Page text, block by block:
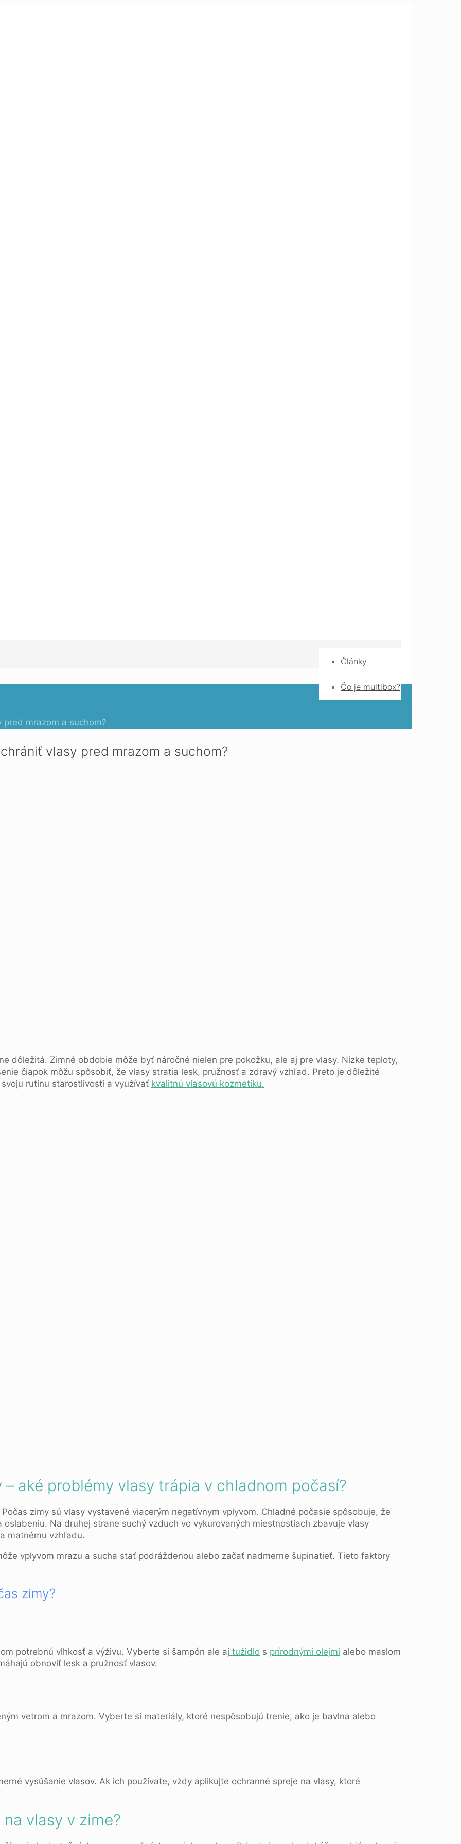
Články
Čo je multibox?
mrazom a suchom?
vlasy pred mrazom a suchom?
dôležitá. Zimné obdobie môže byť náročné nielen pre pokožku, ale aj pre vlasy. Nízke teploty,
čiapok môžu spôsobiť, že vlasy stratia lesk, pružnosť a zdravý vzhľad. Preto je dôležité
rutinu starostlivosti a využívať kvalitnú vlasovú kozmetiku.
aké problémy vlasy trápia v chladnom počasí?
zimy sú vlasy vystavené viacerým negatívnym vplyvom. Chladné počasie spôsobuje, že
Na druhej strane suchý vzduch vo vykurovaných miestnostiach zbavuje vlasy
matnému vzhľadu.
vplyvom mrazu a sucha stať podráždenou alebo začať nadmerne šupinatieť. Tieto faktory
zimy?
potrebnú vlhkosť a výživu. Vyberte si šampón ale aj tužidlo s prírodnými olejmi alebo maslom
obnoviť lesk a pružnosť vlasov.
vetrom a mrazom. Vyberte si materiály, ktoré nespôsobujú trenie, ako je bavlna alebo
vysúšanie vlasov. Ak ich používate, vždy aplikujte ochranné spreje na vlasy, ktoré
vlasy v zime?